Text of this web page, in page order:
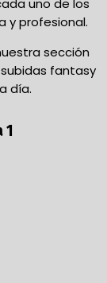
uno de los
y profesional.
sección
fantasy
día.
1